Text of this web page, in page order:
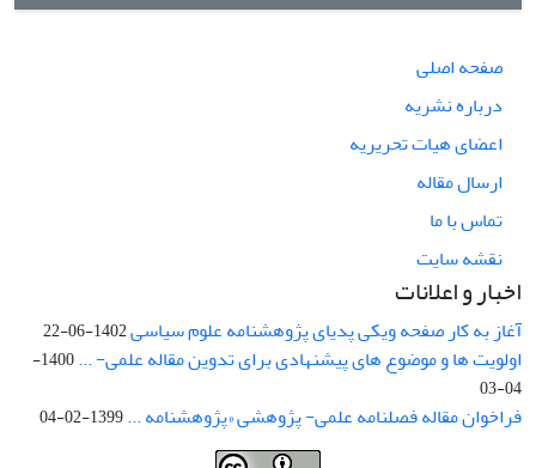
صفحه اصلی
درباره نشریه
اعضای هیات تحریریه
ارسال مقاله
تماس با ما
نقشه سایت
اخبار و اعلانات
آغاز به کار صفحه ویکی پدیای پژوهشنامه علوم سیاسی1402-06-22
اولویت ها و موضوع های پیشنهادی برای تدوین مقاله علمی- ...
1400-
04-03
فراخوان مقاله فصلنامه علمی- پژوهشی «پژوهشنامه ...1399-02-04